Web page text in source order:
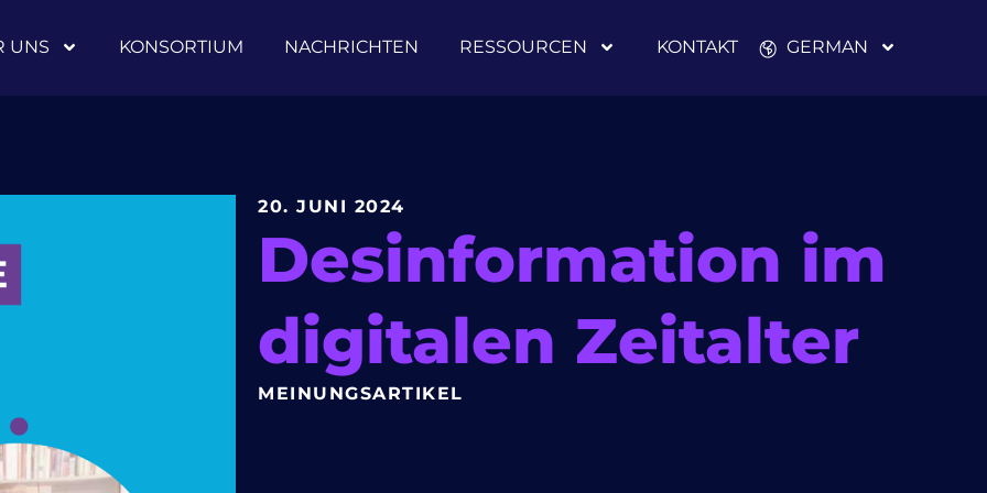
UNS KONSORTIUM NACHRICHTEN RESSOURCEN KONTAKT GERMAN
20. JUNI 2024
Desinformation im
digitalen Zeitalter
MEINUNGSARTIKEL